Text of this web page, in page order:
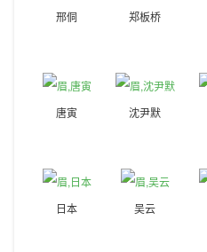
邢侗 郑板桥
唐寅 沈尹默
日本 吴云